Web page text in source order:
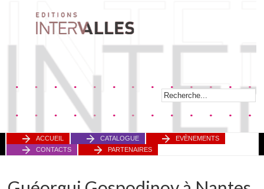
ACCUEIL CATALOGUE
EVÈNEMENTS
CONTACTS
PARTENAIRES